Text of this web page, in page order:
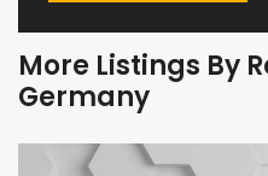
More Listings By
Germany